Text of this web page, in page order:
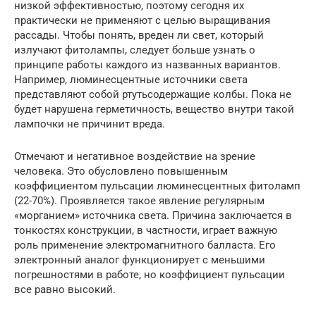
низкой эффективностью, поэтому сегодня их
практически не применяют с целью выращивания
рассады. Чтобы понять, вреден ли свет, который
излучают фитолампы, следует больше узнать о
принципе работы каждого из названных вариантов.
Например, люминесцентные источники света
представляют собой ртутьсодержащие колбы. Пока не
будет нарушена герметичность, вещество внутри такой
лампочки не причинит вреда.
Отмечают и негативное воздействие на зрение
человека. Это обусловлено повышенным
коэффициентом пульсации люминесцентных фитоламп
(22-70%). Проявляется такое явление регулярным
«морганием» источника света. Причина заключается в
тонкостях конструкции, в частности, играет важную
роль применение электромагнитного балласта. Его
электронный аналог функционирует с меньшими
погрешностями в работе, но коэффициент пульсации
все равно высокий.